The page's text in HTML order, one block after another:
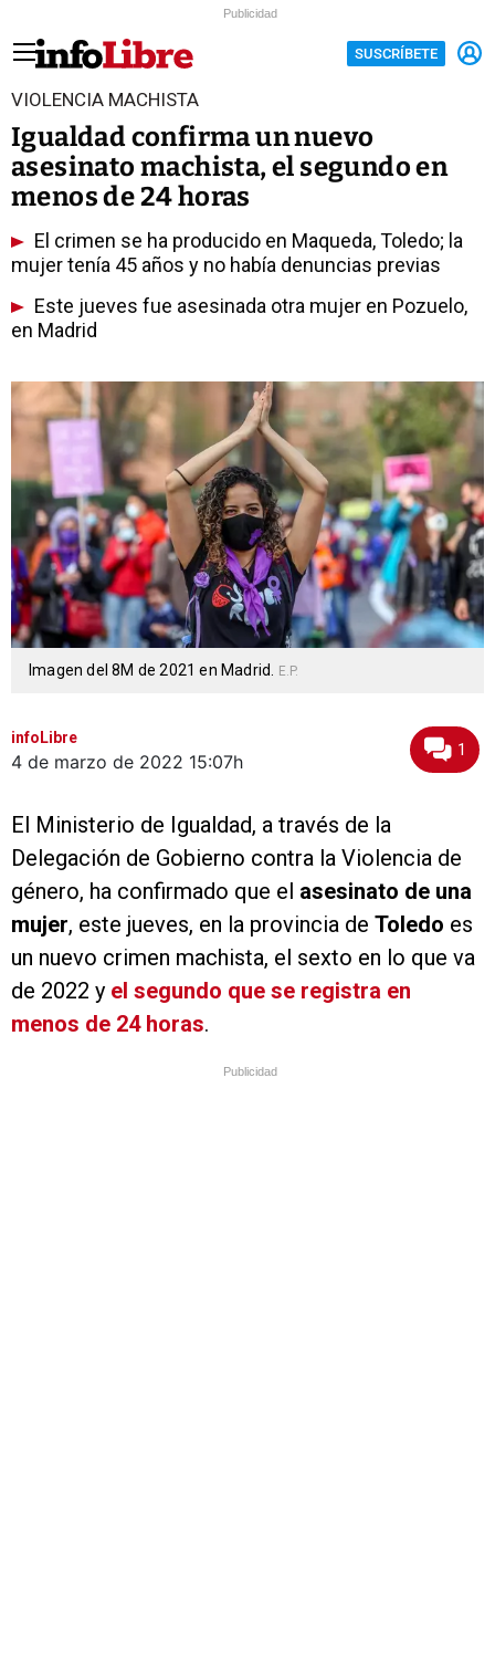
Publicidad
SUSCRÍBETE
VIOLENCIA MACHISTA
Igualdad confirma un nuevo
asesinato machista, el segundo en
menos de 24 horas
El crimen se ha producido en Maqueda, Toledo; la
mujer tenía 45 años y no había denuncias previas
Este jueves fue asesinada otra mujer en Pozuelo,
en Madrid
Imagen del 8M de 2021 en Madrid. E.P.
infoLibre
4 de marzo de 2022 15:07h
1
El Ministerio de Igualdad, a través de la
Delegación de Gobierno contra la Violencia de
género, ha confirmado que el asesinato de una
mujer, este jueves, en la provincia de Toledo es
un nuevo crimen machista, el sexto en lo que va
de 2022 y el segundo que se registra en
menos de 24 horas.
Publicidad